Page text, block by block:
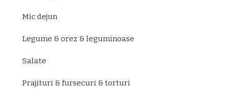
Mic dejun
Legume & orez & leguminoase
Salate
Prajituri & fursecuri & torturi